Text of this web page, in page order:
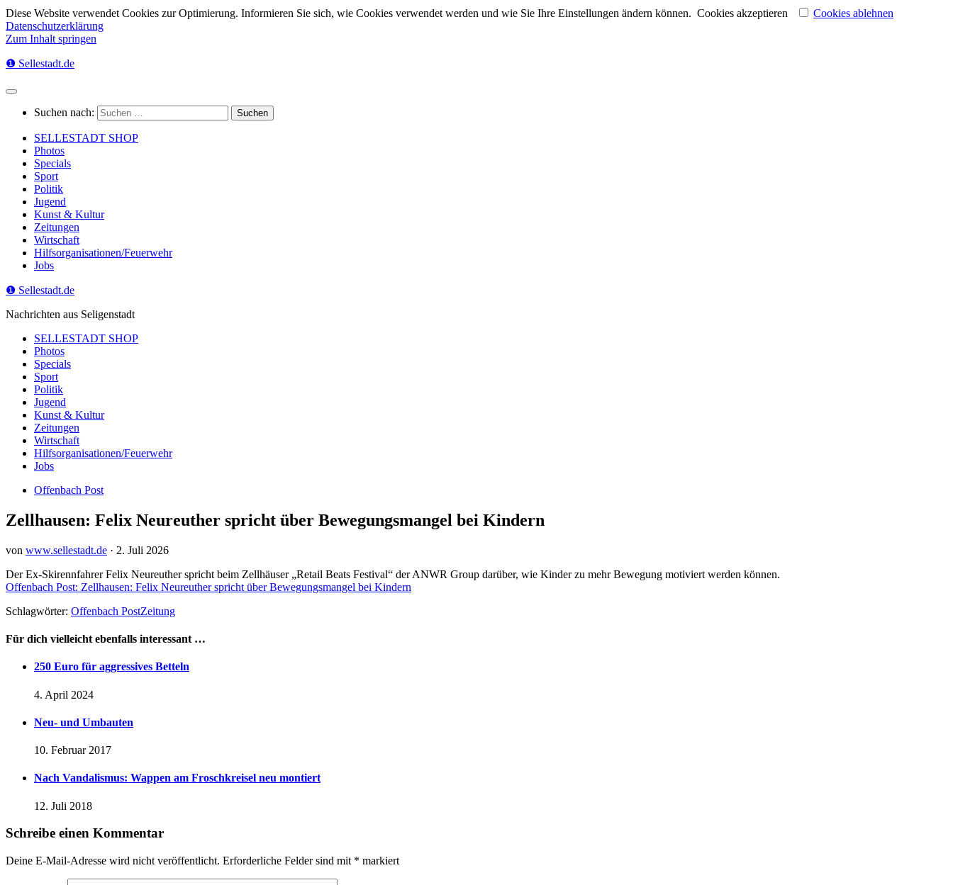
Diese Website verwendet Cookies zur Optimierung. Informieren Sie sich, wie Cookies verwendet werden und wie Sie Ihre Einstellungen ändern können. Cookies akzeptieren
Cookies ablehnen
Datenschutzerklärung
Zum Inhalt springen
❶ Sellestadt.de
Suchen nach:
SELLESTADT SHOP
Photos
Specials
Sport
Politik
Jugend
Kunst & Kultur
Zeitungen
Wirtschaft
Hilfsorganisationen/Feuerwehr
Jobs
❶ Sellestadt.de
Nachrichten aus Seligenstadt
SELLESTADT SHOP
Photos
Specials
Sport
Politik
Jugend
Kunst & Kultur
Zeitungen
Wirtschaft
Hilfsorganisationen/Feuerwehr
Jobs
Offenbach Post
Zellhausen: Felix Neureuther spricht über Bewegungsmangel bei Kindern
von www.sellestadt.de · 2. Juli 2026
Der Ex-Skirennfahrer Felix Neureuther spricht beim Zellhäuser „Retail Beats Festival“ der ANWR Group darüber, wie Kinder zu mehr Bewegung motiviert werden können.
Offenbach Post: Zellhausen: Felix Neureuther spricht über Bewegungsmangel bei Kindern
Schlagwörter: Offenbach PostZeitung
Für dich vielleicht ebenfalls interessant …
250 Euro für aggressives Betteln
4. April 2024
Neu- und Umbauten
10. Februar 2017
Nach Vandalismus: Wappen am Froschkreisel neu montiert
12. Juli 2018
Schreibe einen Kommentar
Deine E-Mail-Adresse wird nicht veröffentlicht. Erforderliche Felder sind mit * markiert